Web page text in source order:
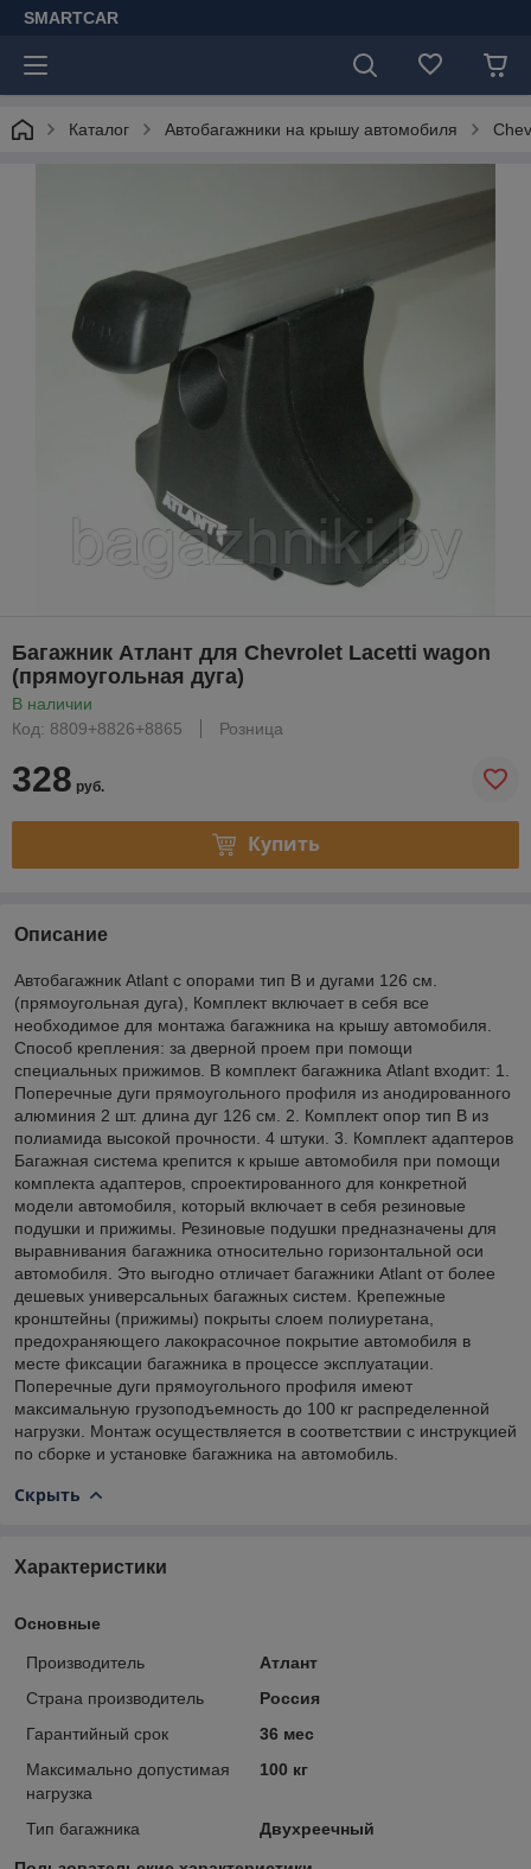
SMARTCAR
Каталог Автобагажники на крышу автомобиля
Багажник Атлант для Chevrolet Lacetti wagon
(прямоугольная дуга)
В наличии
Код: 8809+8826+8865
Розница
328 руб.
Купить
Описание
Автобагажник Atlant с опорами тип B и дугами 126 см.
(прямоугольная дуга), Комплект включает в себя все
необходимое для монтажа багажника на крышу автомобиля.
Способ крепления: за дверной проем при помощи
специальных прижимов. В комплект багажника Atlant входит: 1.
Поперечные дуги прямоугольного профиля из анодированного
алюминия 2 шт. длина дуг 126 см. 2. Комплект опор тип B из
полиамида высокой прочности. 4 штуки. 3. Комплект адаптеров
Багажная система крепится к крыше автомобиля при помощи
комплекта адаптеров, спроектированного для конкретной
модели автомобиля, который включает в себя резиновые
подушки и прижимы. Резиновые подушки предназначены для
выравнивания багажника относительно горизонтальной оси
автомобиля. Это выгодно отличает багажники Atlant от более
дешевых универсальных багажных систем. Крепежные
кронштейны (прижимы) покрыты слоем полиуретана,
предохраняющего лакокрасочное покрытие автомобиля в
месте фиксации багажника в процессе эксплуатации.
Поперечные дуги прямоугольного профиля имеют
максимальную грузоподъемность до 100 кг распределенной
нагрузки. Монтаж осуществляется в соответствии с инструкцией
по сборке и установке багажника на автомобиль.
Скрыть
Характеристики
Основные
Производитель
Атлант
Страна производитель
Россия
Гарантийный срок
36 мес
Максимально допустимая
нагрузка
100 кг
Тип багажника Двухреечный